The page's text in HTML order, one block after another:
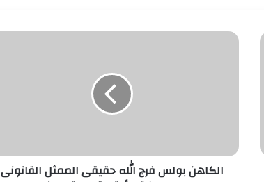
الكاهن بولس فرج الله حقيقى الممثل القانونى